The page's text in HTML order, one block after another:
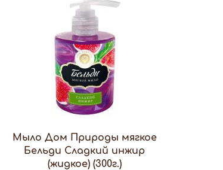
Мыло Дом Природы мягкое
Бельди Сладкий инжир
(жидкое) (300г.)